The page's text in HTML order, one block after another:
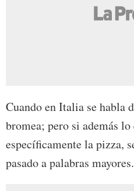
Cuando en Italia se habla
bromea; pero si además lo
específicamente la pizza,
pasado a palabras mayores.